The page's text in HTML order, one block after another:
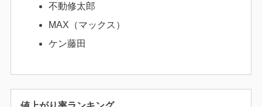
不動修太郎
MAX（マックス）
ケン藤田